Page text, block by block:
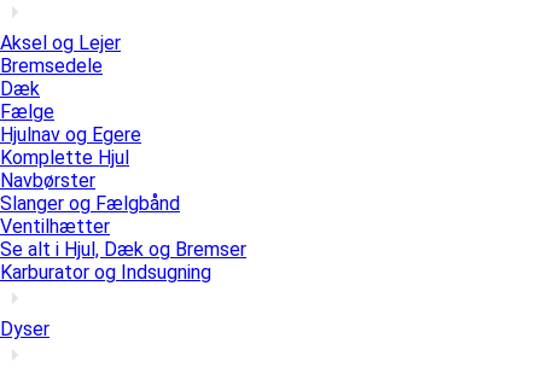
Aksel og Lejer
Bremsedele
Dæk
Fælge
Hjulnav og Egere
Komplette Hjul
Navbørster
Slanger og Fælgbånd
Ventilhætter
Se alt i Hjul, Dæk og Bremser
Karburator og Indsugning
Dyser